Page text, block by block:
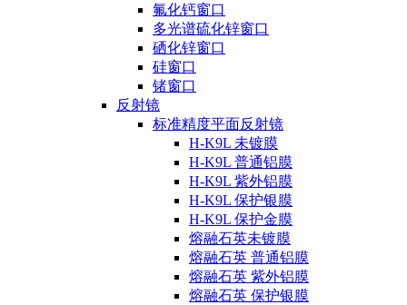
氟化钙窗口
多光谱硫化锌窗口
硒化锌窗口
硅窗口
锗窗口
反射镜
标准精度平面反射镜
H-K9L 未镀膜
H-K9L 普通铝膜
H-K9L 紫外铝膜
H-K9L 保护银膜
H-K9L 保护金膜
熔融石英未镀膜
熔融石英 普通铝膜
熔融石英 紫外铝膜
熔融石英 保护银膜